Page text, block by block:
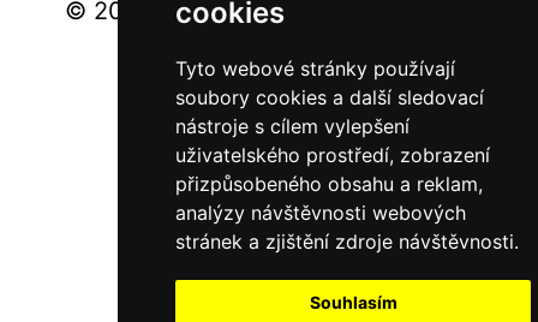
cookies
Tyto webové stránky používají
soubory cookies a další sledovací
nástroje s cílem vylepšení
uživatelského prostředí, zobrazení
přizpůsobeného obsahu a reklam,
analýzy návštěvnosti webových
stránek a zjištění zdroje návštěvnosti.
Souhlasím
© 2026 Ministerstvo dopravy - Všechna